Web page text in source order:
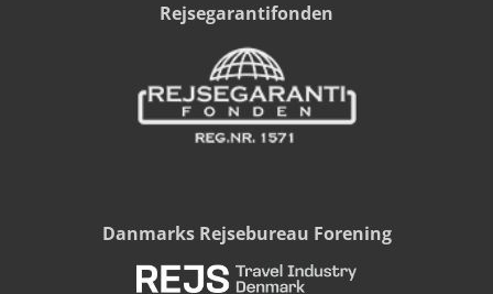
Rejsegarantifonden
Danmarks Rejsebureau Forening